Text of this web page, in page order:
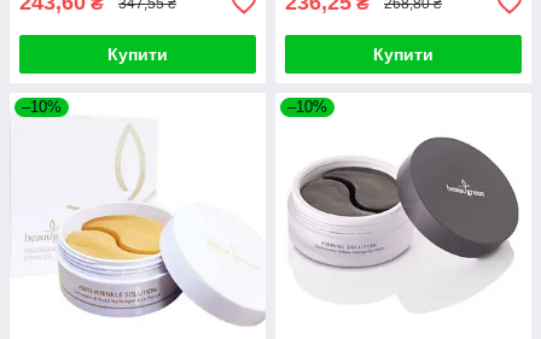
347,55 ₴
Купити
268,80 ₴
Купити
–10% –10%